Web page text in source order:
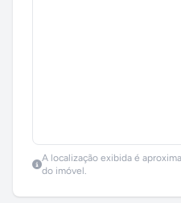
A localização exibida é
do imóvel.